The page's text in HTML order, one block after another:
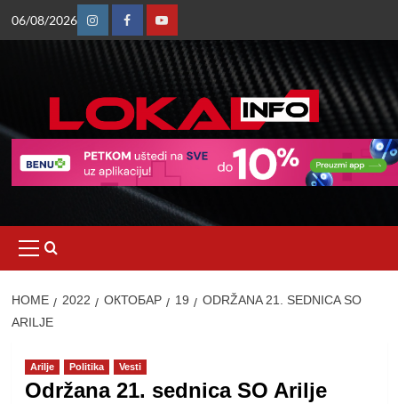
06/08/2026
InstagramFacebookYoutube
Menu
HOME 2022 ОКТОБАР 19
ODRŽANA 21. SEDNICA SO
ARILJE
Arilje Politika Vesti
Održana 21. sednica SO Arilje